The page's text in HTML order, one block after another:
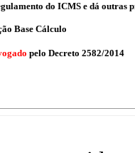
do ICMS e dá outras
Base Cálculo
pelo Decreto 2582/2014